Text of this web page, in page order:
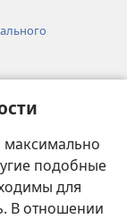
максимально
подобные
для
В отношении